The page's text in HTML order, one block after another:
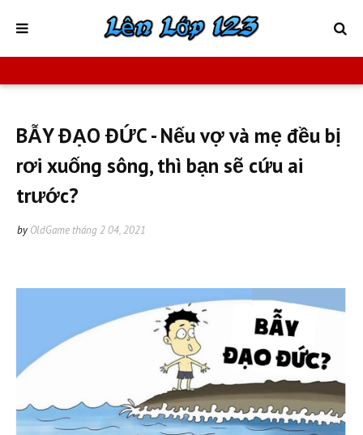
BẪY ĐẠO ĐỨC - Nếu vợ và mẹ đều bị
rơi xuống sông, thì bạn sẽ cứu ai
trước?
by OldGame tháng 2 04, 2021